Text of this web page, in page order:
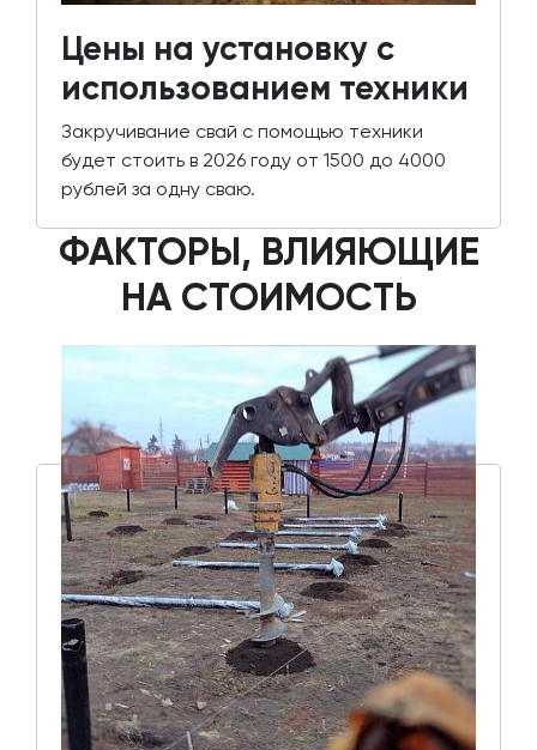
Цены на установку с
использованием техники
Закручивание свай с помощью техники
будет стоить в 2026 году от 1500 до 4000
рублей за одну сваю.
ФАКТОРЫ, ВЛИЯЮЩИЕ
НА СТОИМОСТЬ